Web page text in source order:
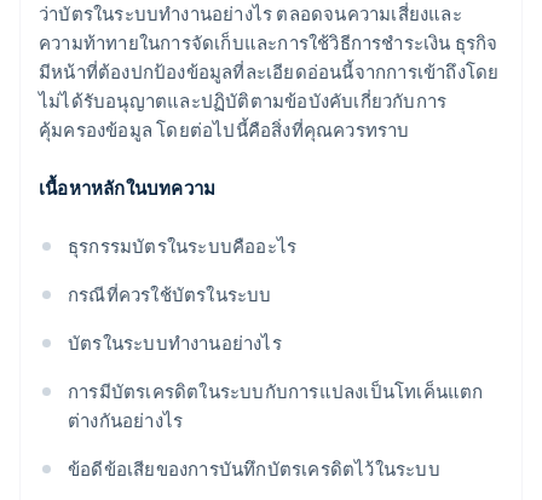
ว่าบัตรในระบบทำงานอย่างไร ตลอดจนความเสี่ยงและ
ความท้าทายในการจัดเก็บและการใช้วิธีการชำระเงิน ธุรกิจ
มีหน้าที่ต้องปกป้องข้อมูลที่ละเอียดอ่อนนี้จากการเข้าถึงโดย
ไม่ได้รับอนุญาตและปฏิบัติตามข้อบังคับเกี่ยวกับการ
คุ้มครองข้อมูล โดยต่อไปนี้คือสิ่งที่คุณควรทราบ
เนื้อหาหลักในบทความ
ธุรกรรมบัตรในระบบคืออะไร
กรณีที่ควรใช้บัตรในระบบ
บัตรในระบบทำงานอย่างไร
การมีบัตรเครดิตในระบบกับการแปลงเป็นโทเค็นแตก
ต่างกันอย่างไร
ข้อดีข้อเสียของการบันทึกบัตรเครดิตไว้ในระบบ